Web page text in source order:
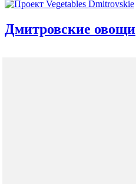
Дмитровские овощи